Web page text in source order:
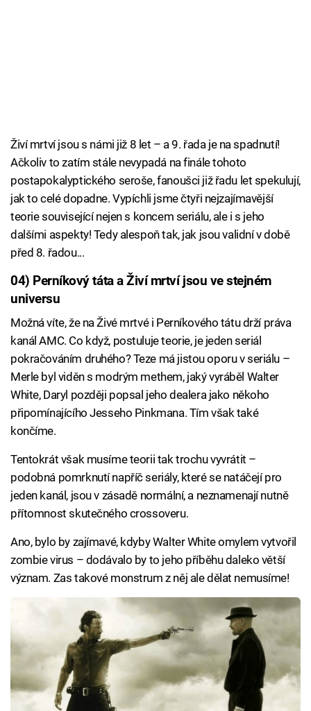
Živí mrtví jsou s námi již 8 let – a 9. řada je na spadnutí!
Ačkoliv to zatím stále nevypadá na finále tohoto
postapokalyptického seroše, fanoušci již řadu let spekulují,
jak to celé dopadne. Vypíchli jsme čtyři nejzajímavější
teorie související nejen s koncem seriálu, ale i s jeho
dalšími aspekty! Tedy alespoň tak, jak jsou validní v době
před 8. řadou...
04) Perníkový táta a Živí mrtví jsou ve stejném
universu
Možná víte, že na Živé mrtvé i Perníkového tátu drží práva
kanál AMC. Co když, postuluje teorie, je jeden seriál
pokračováním druhého? Teze má jistou oporu v seriálu –
Merle byl viděn s modrým methem, jaký vyráběl Walter
White, Daryl později popsal jeho dealera jako někoho
připomínajícího Jesseho Pinkmana. Tím však také
končíme.
Tentokrát však musíme teorii tak trochu vyvrátit –
podobná pomrknutí napříč seriály, které se natáčejí pro
jeden kanál, jsou v zásadě normální, a neznamenají nutně
přítomnost skutečného crossoveru.
Ano, bylo by zajímavé, kdyby Walter White omylem vytvořil
zombie virus – dodávalo by to jeho příběhu daleko větší
význam. Zas takové monstrum z něj ale dělat nemusíme!